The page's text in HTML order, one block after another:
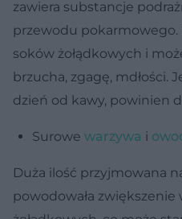
zawiera substancje
przewodu pokarmowego.
soków żołądkowych i
brzucha, zgagę, mdłości.
dzień od kawy, powinien
Surowe warzywa i
Duża ilość przyjmowana
powodowała